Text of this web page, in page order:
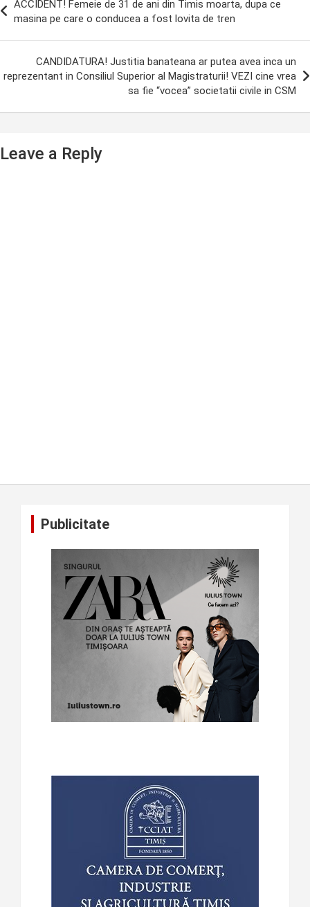
ACCIDENT! Femeie de 31 de ani din Timis moarta, dupa ce
masina pe care o conducea a fost lovita de tren
CANDIDATURA! Justitia banateana ar putea avea inca un
reprezentant in Consiliul Superior al Magistraturii! VEZI cine vrea
sa fie “vocea” societatii civile in CSM
Leave a Reply
Publicitate